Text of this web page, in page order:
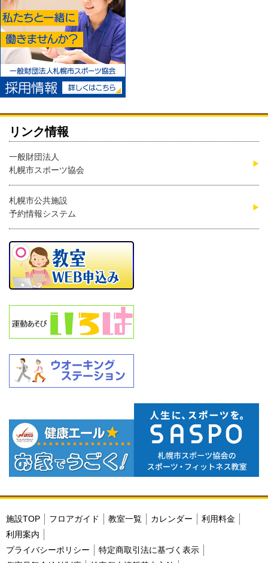
リンク情報
一般財団法人
札幌市スポーツ協会
札幌市公共施設
予約情報システム
施設TOP フロアガイド 教室一覧 カレンダー
利用料金
利用案内
プライバシーポリシー
特定商取引法に基づく表示